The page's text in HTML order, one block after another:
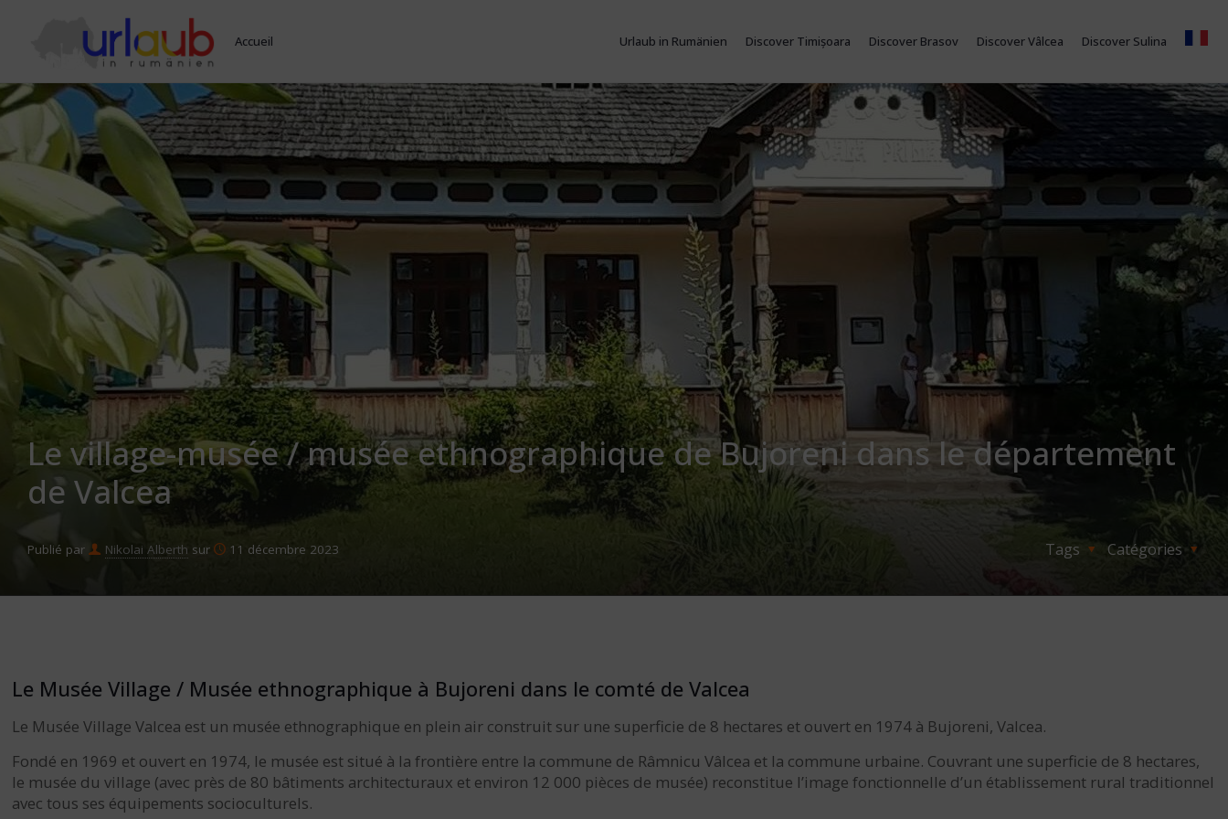
Accueil Urlaub in Rumänien Discover Timișoara Discover Brasov Discover Vâlcea Discover Sulina
Le village-musée / musée ethnographique de Bujoreni dans le département
de Valcea
Publié par Nikolai Alberth sur 11 décembre 2023 Catégories
Tags
Le Musée Village / Musée ethnographique à Bujoreni dans le comté de Valcea
Le Musée Village Valcea est un musée ethnographique en plein air construit sur une superficie de 8 hectares et ouvert en 1974 à Bujoreni, Valcea.
Fondé en 1969 et ouvert en 1974, le musée est situé à la frontière entre la commune de Râmnicu Vâlcea et la commune urbaine. Couvrant une superficie de 8 hectares,
le musée du village (avec près de 80 bâtiments architecturaux et environ 12 000 pièces de musée) reconstitue l’image fonctionnelle d’un établissement rural traditionnel
avec tous ses équipements socioculturels.